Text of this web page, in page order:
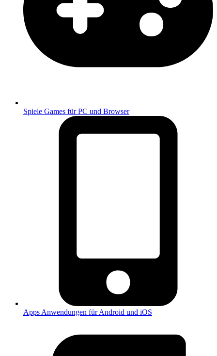
Spiele Games für PC und Browser
Apps Anwendungen für Android und iOS